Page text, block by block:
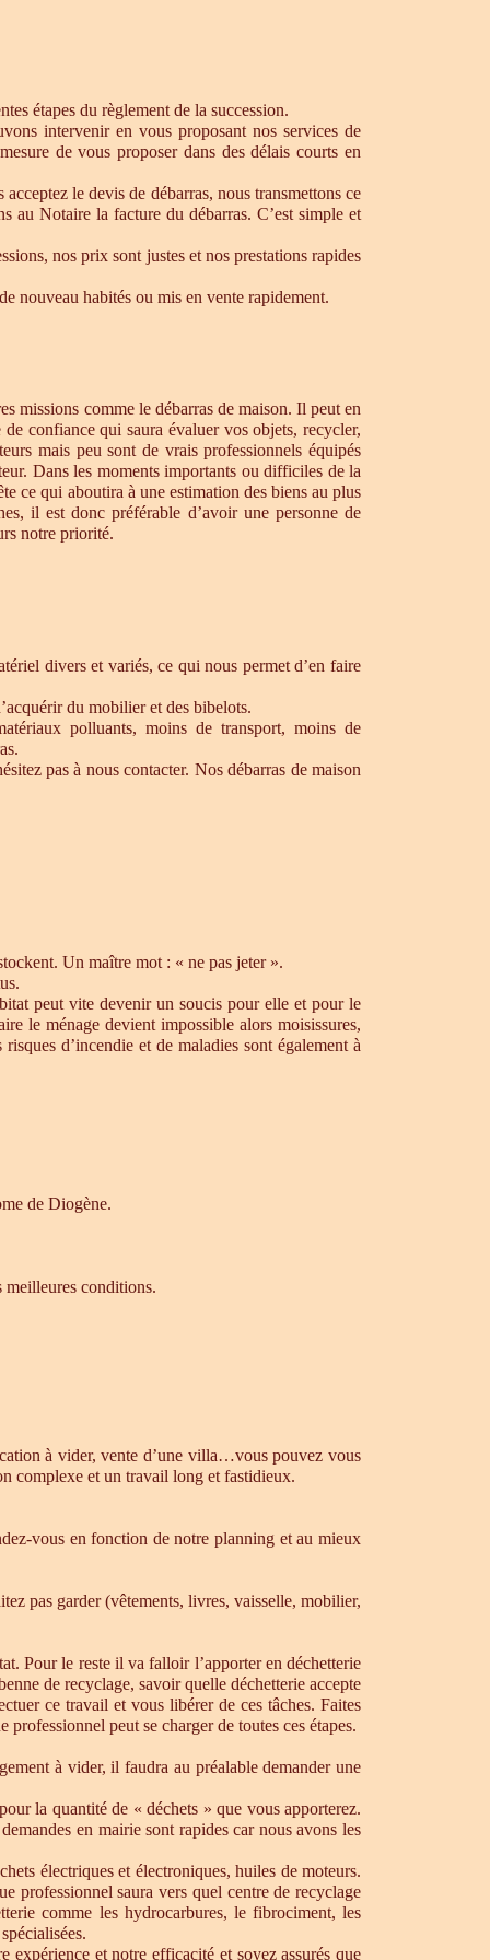
étapes du règlement de la succession.
intervenir en vous proposant nos services de
de vous proposer dans des délais courts en
le devis de débarras, nous transmettons ce
au Notaire la facture du débarras. C’est simple et
nos prix sont justes et nos prestations rapides
nouveau habités ou mis en vente rapidement.
missions comme le débarras de maison. Il peut en
confiance qui saura évaluer vos objets, recycler,
mais peu sont de vrais professionnels équipés
Dans les moments importants ou difficiles de la
ce qui aboutira à une estimation des biens au plus
il est donc préférable d’avoir une personne de
notre priorité.
divers et variés, ce qui nous permet d’en faire
du mobilier et des bibelots.
polluants, moins de transport, moins de
pas à nous contacter. Nos débarras de maison
Un maître mot : « ne pas jeter ».
peut vite devenir un soucis pour elle et pour le
le ménage devient impossible alors moisissures,
d’incendie et de maladies sont également à
de Diogène.
meilleures conditions.
à vider, vente d’une villa…vous pouvez vous
complexe et un travail long et fastidieux.
vous en fonction de notre planning et au mieux
pas garder (vêtements, livres, vaisselle, mobilier,
Pour le reste il va falloir l’apporter en déchetterie
de recyclage, savoir quelle déchetterie accepte
ce travail et vous libérer de ces tâches. Faites
peut se charger de toutes ces étapes.
à vider, il faudra au préalable demander une
la quantité de « déchets » que vous apporterez.
en mairie sont rapides car nous avons les
électriques et électroniques, huiles de moteurs.
professionnel saura vers quel centre de recyclage
comme les hydrocarbures, le fibrociment, les
expérience et notre efficacité et soyez assurés que